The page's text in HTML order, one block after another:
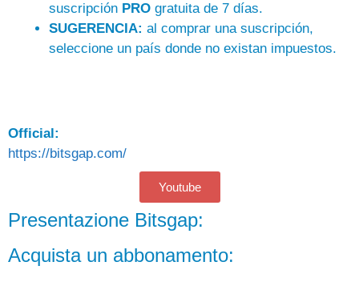
suscripción PRO gratuita de 7 días.
SUGERENCIA: al comprar una suscripción,
seleccione un país donde no existan impuestos.
Official:
https://bitsgap.com/
Youtube
Presentazione Bitsgap:
Acquista un abbonamento: